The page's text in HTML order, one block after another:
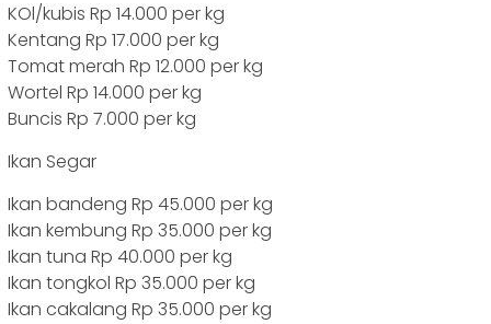
KOl/kubis Rp 14.000 per kg
Kentang Rp 17.000 per kg
Tomat merah Rp 12.000 per kg
Wortel Rp 14.000 per kg
Buncis Rp 7.000 per kg
Ikan Segar
Ikan bandeng Rp 45.000 per kg
Ikan kembung Rp 35.000 per kg
Ikan tuna Rp 40.000 per kg
Ikan tongkol Rp 35.000 per kg
Ikan cakalang Rp 35.000 per kg